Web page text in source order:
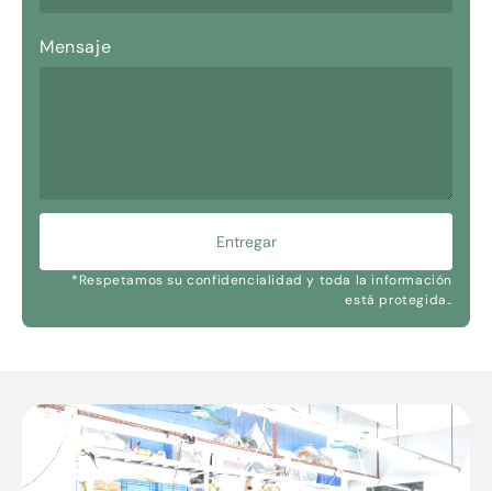
Mensaje
Entregar
*Respetamos su confidencialidad y toda la información
está protegida..